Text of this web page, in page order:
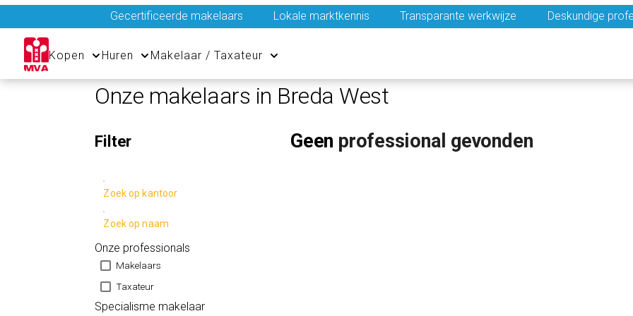
Gecertificeerde makelaars Lokale marktkennis Transparante werkwijze Deskundige
Kopen Huren Makelaar / Taxateur
Onze makelaars in Breda West
Filter
Zoek op kantoor
Zoek op naam
Onze professionals
Makelaars
Taxateur
Specialisme makelaar
Geen professional gevonden